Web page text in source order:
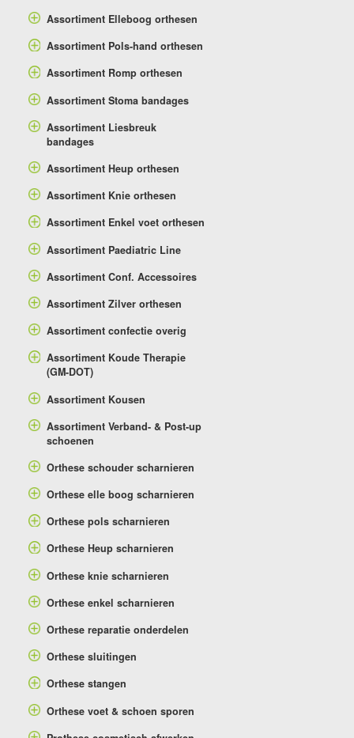
Assortiment Elleboog orthesen
Assortiment Pols-hand orthesen
Assortiment Romp orthesen
Assortiment Stoma bandages
Assortiment Liesbreuk
bandages
Assortiment Heup orthesen
Assortiment Knie orthesen
Assortiment Enkel voet orthesen
Assortiment Paediatric Line
Assortiment Conf. Accessoires
Assortiment Zilver orthesen
Assortiment confectie overig
Assortiment Koude Therapie
(GM-DOT)
Assortiment Kousen
Assortiment Verband- & Post-up
schoenen
Orthese schouder scharnieren
Orthese elle boog scharnieren
Orthese pols scharnieren
Orthese Heup scharnieren
Orthese knie scharnieren
Orthese enkel scharnieren
Orthese reparatie onderdelen
Orthese sluitingen
Orthese stangen
Orthese voet & schoen sporen